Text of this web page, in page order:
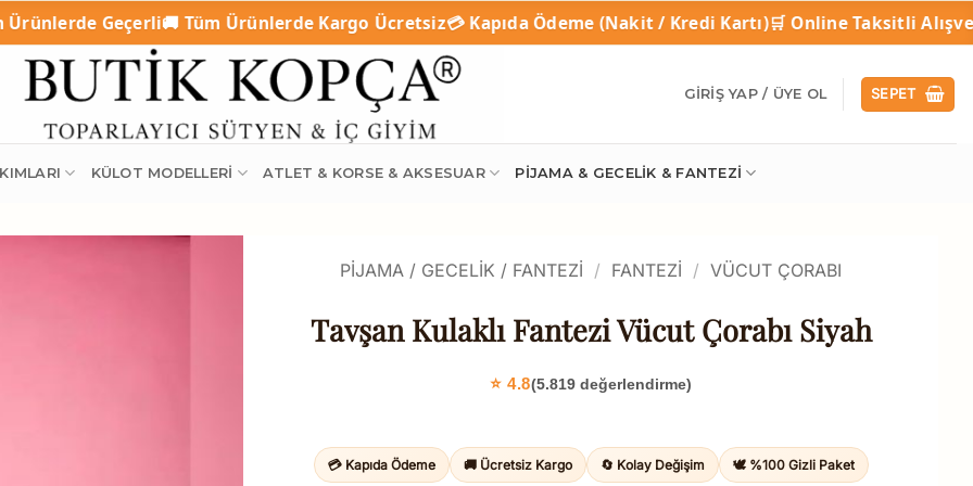
🚚 Tüm Ürünlerde Kargo Ücretsiz💳 Kapıda Ödeme (Nakit / Kredi Kartı)🛒 Online Taksitli Alışveriş 🎁 1
GIRIŞ YAP / ÜYE OL SEPET
KÜLOT MODELLERI ATLET & KORSE & AKSESUAR PIJAMA & GECELIK & FANTEZI
PIJAMA / GECELIK / FANTEZI / FANTEZI / VÜCUT ÇORABI
Tavşan Kulaklı Fantezi Vücut Çorabı Siyah
⭐ 4.8(5.819 değerlendirme)
💳 Kapıda Ödeme 🚚 Ücretsiz Kargo 🔄 Kolay Değişim 🕊️ %100 Gizli Paket